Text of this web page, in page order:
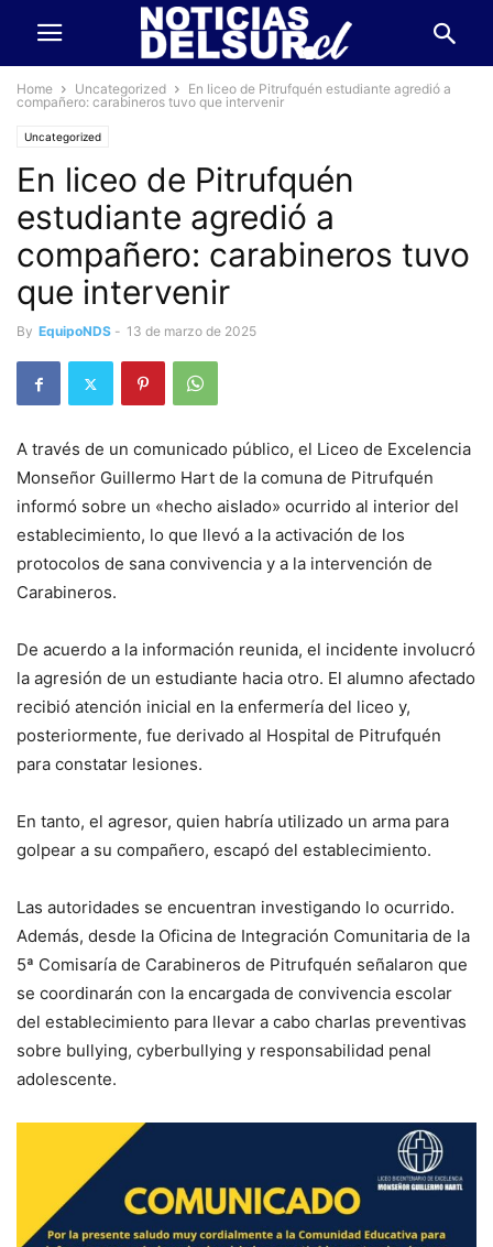
Home Uncategorized
En liceo de Pitrufquén estudiante agredió a
compañero: carabineros tuvo que intervenir
Uncategorized
En liceo de Pitrufquén
estudiante agredió a
compañero: carabineros tuvo
que intervenir
By EquipoNDS - 13 de marzo de 2025
A través de un comunicado público, el Liceo de Excelencia
Monseñor Guillermo Hart de la comuna de Pitrufquén
informó sobre un «hecho aislado» ocurrido al interior del
establecimiento, lo que llevó a la activación de los
protocolos de sana convivencia y a la intervención de
Carabineros.
De acuerdo a la información reunida, el incidente involucró
la agresión de un estudiante hacia otro. El alumno afectado
recibió atención inicial en la enfermería del liceo y,
posteriormente, fue derivado al Hospital de Pitrufquén
para constatar lesiones.
En tanto, el agresor, quien habría utilizado un arma para
golpear a su compañero, escapó del establecimiento.
Las autoridades se encuentran investigando lo ocurrido.
Además, desde la Oficina de Integración Comunitaria de la
5ª Comisaría de Carabineros de Pitrufquén señalaron que
se coordinarán con la encargada de convivencia escolar
del establecimiento para llevar a cabo charlas preventivas
sobre bullying, cyberbullying y responsabilidad penal
adolescente.